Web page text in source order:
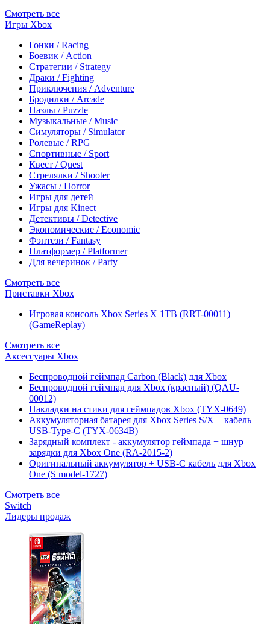
Смотреть все
Игры Xbox
Гонки / Racing
Боевик / Action
Стратегии / Strategy
Драки / Fighting
Приключения / Adventure
Бродилки / Arcade
Пазлы / Puzzle
Музыкальные / Music
Симуляторы / Simulator
Ролевые / RPG
Спортивные / Sport
Квест / Quest
Стрелялки / Shooter
Ужасы / Horror
Игры для детей
Игры для Kinect
Детективы / Detective
Экономические / Economic
Фэнтези / Fantasy
Платформер / Platformer
Для вечеринок / Party
Смотреть все
Приставки Xbox
Игровая консоль Xbox Series X 1TB (RRT-00011)
(GameReplay)
Смотреть все
Аксессуары Xbox
Беспроводной геймпад Carbon (Black) для Xbox
Беспроводной геймпад для Xbox (красный) (QAU-
00012)
Накладки на стики для геймпадов Xbox (TYX-0649)
Аккумуляторная батарея для Xbox Series S/X + кабель
USB-Type-C (TYX-0634B)
Зарядный комплект - аккумулятор геймпада + шнур
зарядки для Xbox One (RA-2015-2)
Оригинальный аккумулятор + USB-C кабель для Xbox
One (S model-1727)
Смотреть все
Switch
Лидеры продаж